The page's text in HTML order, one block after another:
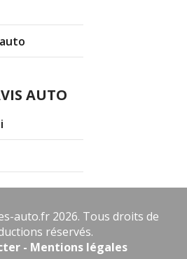
AUTO
auto.fr 2026. Tous droits de
réservés.
- Mentions légales